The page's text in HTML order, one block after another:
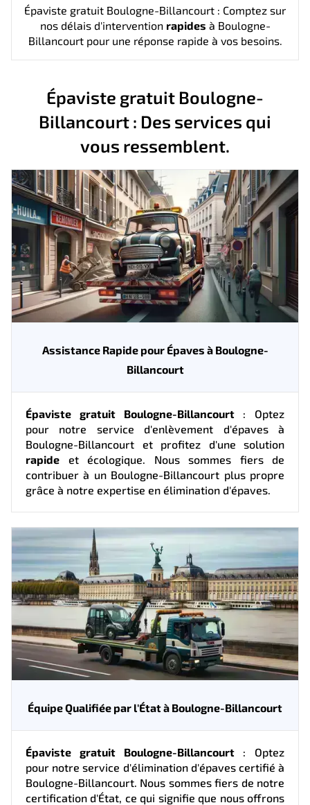
Épaviste gratuit Boulogne-Billancourt : Comptez sur
nos délais d'intervention rapides à Boulogne-
Billancourt pour une réponse rapide à vos besoins.
Épaviste gratuit Boulogne-
Billancourt : Des services qui
vous ressemblent.
Assistance Rapide pour Épaves à Boulogne-
Billancourt
Épaviste gratuit Boulogne-Billancourt: Optez
pour notre service d'enlèvement d'épaves à
Boulogne-Billancourt et profitez d'une solution
rapide et écologique. Nous sommes fiers de
contribuer à un Boulogne-Billancourt plus propre
grâce à notre expertise en élimination d'épaves.
Équipe Qualifiée par l'État à Boulogne-Billancourt
Épaviste gratuit Boulogne-Billancourt: Optez
pour notre service d'élimination d'épaves certifié à
Boulogne-Billancourt. Nous sommes fiers de notre
certification d'État, ce qui signifie que nous offrons